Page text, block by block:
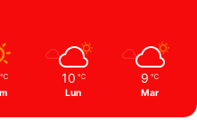
℃ 10 ℃
Lun
9 ℃
Mar